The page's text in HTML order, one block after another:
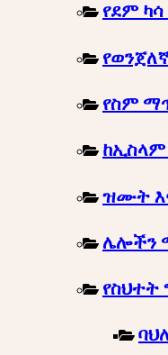
የደም
የስም
ዝሙት
ሌሎችን
የስህተት